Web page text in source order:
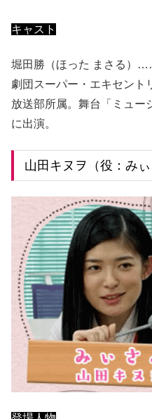
キャスト
堀田勝（ほった まさる）
劇団スーパー・エキセント
放送部所属。舞台「ミュー
に出演。
山田キヌヲ（役：みぃ